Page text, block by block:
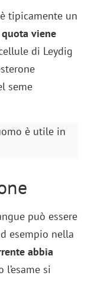
tipicamente un
viene
di Leydig
seme
è utile in
può essere
esempio nella
abbia
l’esame si